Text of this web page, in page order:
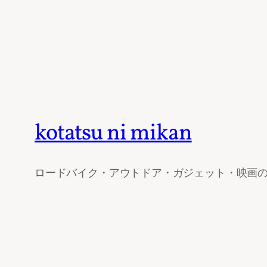
kotatsu ni mikan
ロードバイク・アウトドア・ガジェット・映画